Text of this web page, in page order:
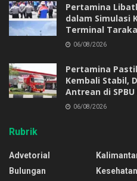
Pertamina
dalam Simulasi
Terminal
06/08/2026
Pertamina
Kembali Stabil,
Antrean di
06/08/2026
Rubrik
Advetorial
Bulungan
Kesehatan